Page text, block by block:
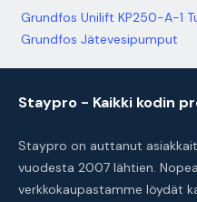
Grundfos Unilift KP250-A-1
Grundfos Jätevesipumput
Staypro - Kaikki kodin
Staypro on auttanut
vuodesta 2007 lähtien.
verkkokaupastamme löydät